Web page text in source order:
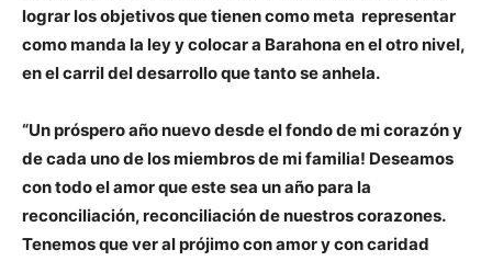
lograr los objetivos que tienen como meta representar
como manda la ley y colocar a Barahona en el otro nivel,
en el carril del desarrollo que tanto se anhela.
“Un próspero año nuevo desde el fondo de mi corazón y
de cada uno de los miembros de mi familia! Deseamos
con todo el amor que este sea un año para la
reconciliación, reconciliación de nuestros corazones.
Tenemos que ver al prójimo con amor y con caridad